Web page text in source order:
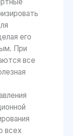
его
При
все
всех